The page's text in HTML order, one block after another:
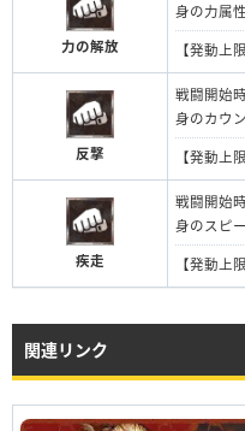
力の解放
身の力属
【発動上
反撃
戦闘開始
身のカウ
【発動上
疾走
戦闘開始
身のスピ
【発動上
関連リンク